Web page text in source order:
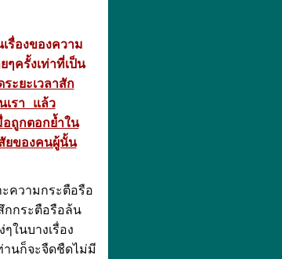
รื่องของความ
ครั้งเท่าที่เป็น
ะยะเวลาสัก
เรา แล้ว
ถูกตอกย้ำใน
ยของคนผู้นั้น
ความกระตือรือ
กระตือรือล้น
ในบางเรื่อง
นก็จะจืดชืดไม่มี